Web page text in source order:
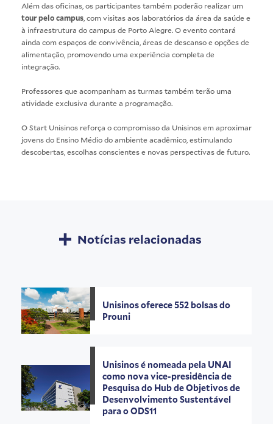
Além das oficinas, os participantes também poderão realizar um
tour pelo campus, com visitas aos laboratórios da área da saúde e
à infraestrutura do campus de Porto Alegre. O evento contará
ainda com espaços de convivência, áreas de descanso e opções de
alimentação, promovendo uma experiência completa de
integração.
Professores que acompanham as turmas também terão uma
atividade exclusiva durante a programação.
O Start Unisinos reforça o compromisso da Unisinos em aproximar
jovens do Ensino Médio do ambiente acadêmico, estimulando
descobertas, escolhas conscientes e novas perspectivas de futuro.
Notícias relacionadas
Unisinos oferece 552 bolsas do
Prouni
Unisinos é nomeada pela UNAI
como nova vice-presidência de
Pesquisa do Hub de Objetivos de
Desenvolvimento Sustentável
para o ODS11